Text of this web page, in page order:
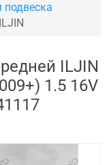
подвеска
ILJIN
1.5 16V